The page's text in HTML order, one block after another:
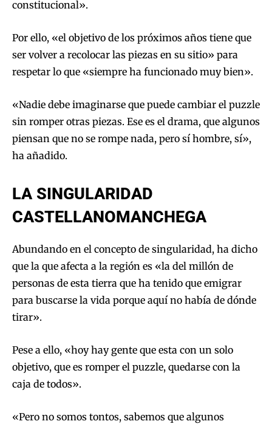
constitucional».
Por ello, «el objetivo de los próximos años tiene que
ser volver a recolocar las piezas en su sitio» para
respetar lo que «siempre ha funcionado muy bien».
«Nadie debe imaginarse que puede cambiar el puzzle
sin romper otras piezas. Ese es el drama, que algunos
piensan que no se rompe nada, pero sí hombre, sí»,
ha añadido.
LA SINGULARIDAD
CASTELLANOMANCHEGA
Abundando en el concepto de singularidad, ha dicho
que la que afecta a la región es «la del millón de
personas de esta tierra que ha tenido que emigrar
para buscarse la vida porque aquí no había de dónde
tirar».
Pese a ello, «hoy hay gente que esta con un solo
objetivo, que es romper el puzzle, quedarse con la
caja de todos».
«Pero no somos tontos, sabemos que algunos